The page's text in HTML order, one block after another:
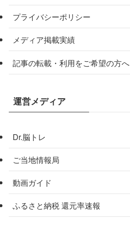
プライバシーポリシー
メディア掲載実績
記事の転載・利用をご希望の方へ
運営メディア
Dr.脳トレ
ご当地情報局
動画ガイド
ふるさと納税 還元率速報